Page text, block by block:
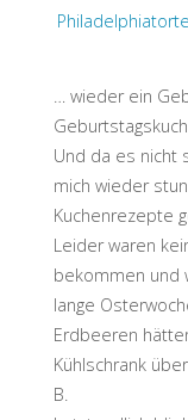
Philadelphiatorte
… wieder ein
Und da es nicht
mich wieder
Kuchenrezepte
Leider waren
bekommen und
lange
Erdbeeren
Kühlschrank
B.